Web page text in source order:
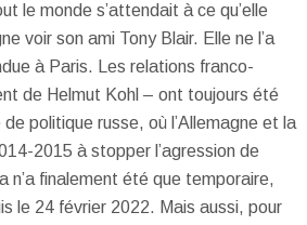
le monde s’attendait à ce qu’elle
voir son ami Tony Blair. Elle ne l’a
à Paris. Les relations franco-
de Helmut Kohl – ont toujours été
politique russe, où l’Allemagne et la
2015 à stopper l’agression de
n’a finalement été que temporaire,
le 24 février 2022. Mais aussi, pour